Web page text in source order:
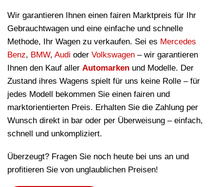
Wir garantieren Ihnen einen fairen Marktpreis für Ihr
Gebrauchtwagen und eine einfache und schnelle
Methode, Ihr Wagen zu verkaufen. Sei es Mercedes
Benz, BMW, Audi oder Volkswagen – wir garantieren
Ihnen den Kauf aller Automarken und Modelle. Der
Zustand ihres Wagens spielt für uns keine Rolle – für
jedes Modell bekommen Sie einen fairen und
marktorientierten Preis. Erhalten Sie die Zahlung per
Wunsch direkt in bar oder per Überweisung – einfach,
schnell und unkompliziert.
Überzeugt? Fragen Sie noch heute bei uns an und
profitieren Sie von unglaublichen Preisen!